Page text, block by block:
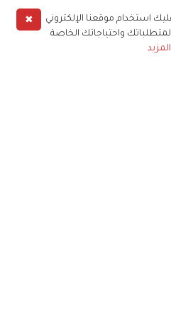
✖
استخدام موقعنا الإلكتروني
واحتياجاتك الخاصة
المزيد